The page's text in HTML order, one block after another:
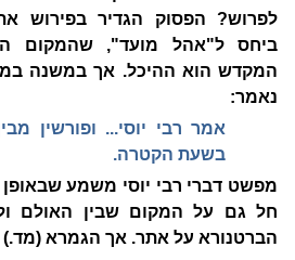
לפרוש? הפסוק הגדיר בפירוש
ביחס ל"אהל מועד", שהמקום
המקדש הוא ההיכל. אך במשנה
נאמר:
אמר רבי יוסי... ופורשין
בשעת הקטרה.
מפשט דברי רבי יוסי משמע שבאופן
חל גם על המקום שבין האולם
הברטנורא על אתר. אך הגמרא